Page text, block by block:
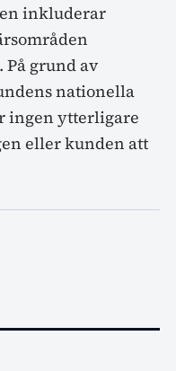
inkluderar
. På grund av
nationella
ingen ytterligare
eller kunden att